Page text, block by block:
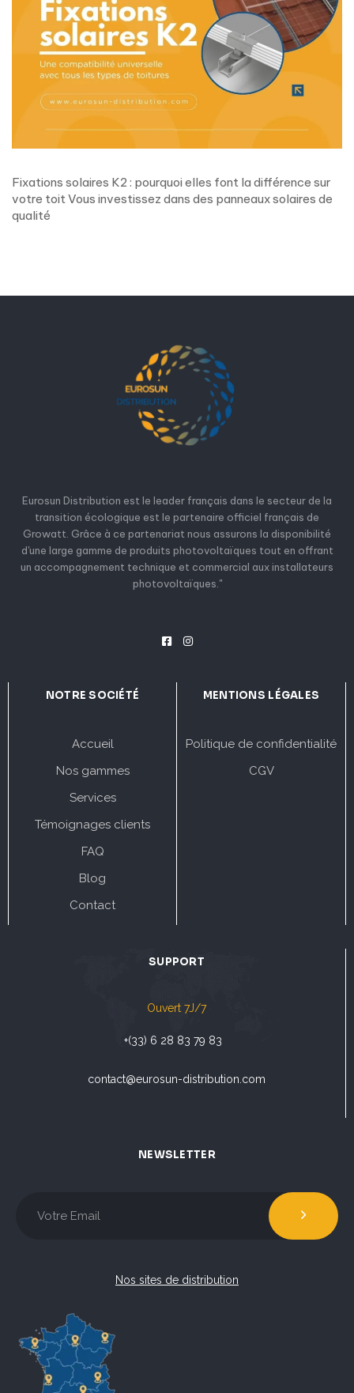
Fixations solaires K2 : pourquoi elles font la différence sur
votre toit Vous investissez dans des panneaux solaires de
qualité
Eurosun Distribution est le leader français dans le secteur de la
transition écologique est le partenaire officiel français de
Growatt. Grâce à ce partenariat nous assurons la disponibilité
d'une large gamme de produits photovoltaïques tout en offrant
un accompagnement technique et commercial aux installateurs
photovoltaïques."
NOTRE SOCIÉTÉ
Accueil
Nos gammes
Services
Témoignages clients
FAQ
Blog
Contact
MENTIONS LÉGALES
Politique de confidentialité
CGV
SUPPORT
Ouvert 7J/7
+(33) 6 28 83 79 83
contact@eurosun-distribution.com
NEWSLETTER
Nos sites de distribution